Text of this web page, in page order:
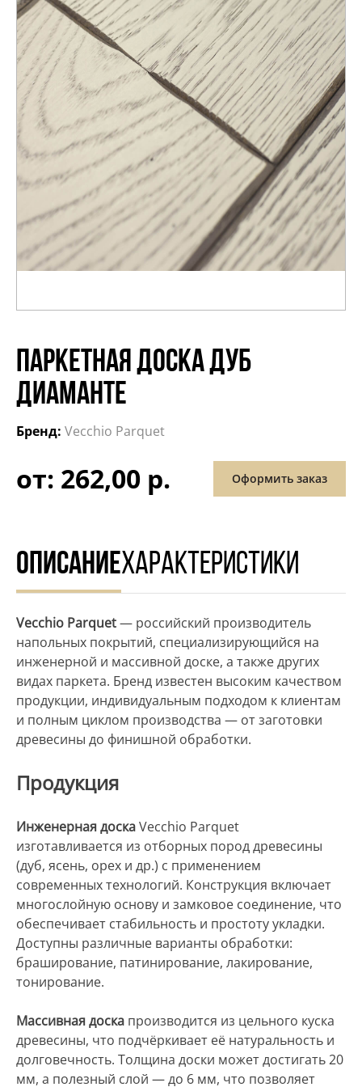
ПАРКЕТНАЯ ДОСКА ДУБ
ДИАМАНТЕ
Бренд: Vecchio Parquet
от: 262,00 р. Оформить заказ
ОПИСАНИЕХАРАКТЕРИСТИКИ
Vecchio Parquet— российский производитель
напольных покрытий, специализирующийся на
инженерной и массивной доске, а также других
видах паркета. Бренд известен высоким качеством
продукции, индивидуальным подходом к клиентам
и полным циклом производства — от заготовки
древесины до финишной обработки.
Продукция
Инженерная доскаVecchio Parquet
изготавливается из отборных пород древесины
(дуб, ясень, орех и др.) с применением
современных технологий. Конструкция включает
многослойную основу и замковое соединение, что
обеспечивает стабильность и простоту укладки.
Доступны различные варианты обработки:
браширование, патинирование, лакирование,
тонирование.
Массивная доска производится из цельного куска
древесины, что подчёркивает её натуральность и
долговечность. Толщина доски может достигать 20
мм, а полезный слой — до 6 мм, что позволяет
Распродажа